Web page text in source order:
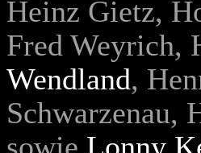
Heinz Gietz,
Fred Weyrich,
Wendland,
Schwarzenau,